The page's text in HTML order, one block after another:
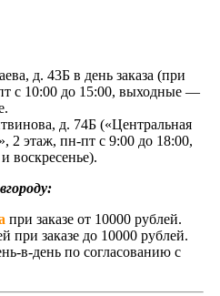
д. 43Б в день заказа (при
с 10:00 до 15:00, выходные —
д. 74Б («Центральная
2 этаж, пн-пт с 9:00 до 18:00,
воскресенье).
при заказе от 10000 рублей.
при заказе до 10000 рублей.
в-день по согласованию с